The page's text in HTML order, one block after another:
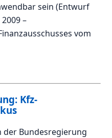
sein (Entwurf
–
vom
Kfz-
der Bundesregierung